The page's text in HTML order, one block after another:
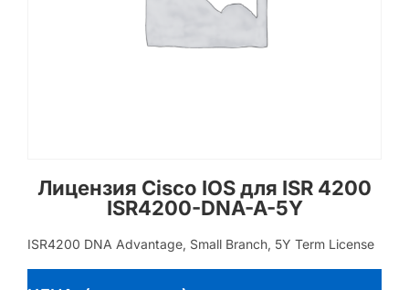
Лицензия Cisco IOS для ISR 4200
ISR4200-DNA-A-5Y
ISR4200 DNA Advantage, Small Branch, 5Y Term License